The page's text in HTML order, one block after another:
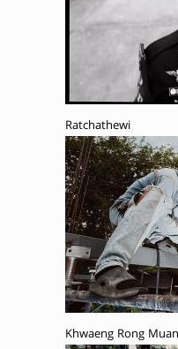
Ratchathewi
Khwaeng Rong